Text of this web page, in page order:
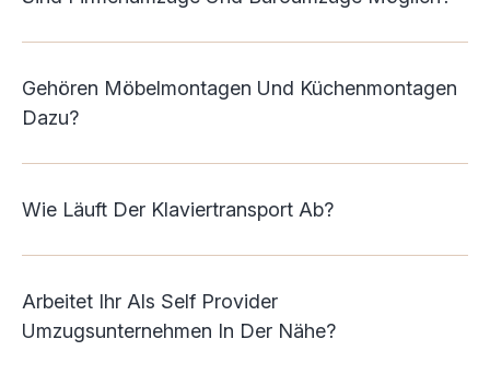
Gehören Möbelmontagen Und Küchenmontagen
Dazu?
Wie Läuft Der Klaviertransport Ab?
Arbeitet Ihr Als Self Provider
Umzugsunternehmen In Der Nähe?